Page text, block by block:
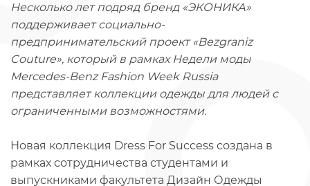
Несколько лет подряд бренд «ЭКОНИКА»
поддерживает социально-
предпринимательский проект «Bezgraniz
Couture», который в рамках Недели моды
Mercedes-Benz Fashion Week Russia
представляет коллекции одежды для людей с
ограниченными возможностями.
Новая коллекция Dress For Success создана в
рамках сотрудничества студентами и
выпускниками факультета Дизайн Одежды